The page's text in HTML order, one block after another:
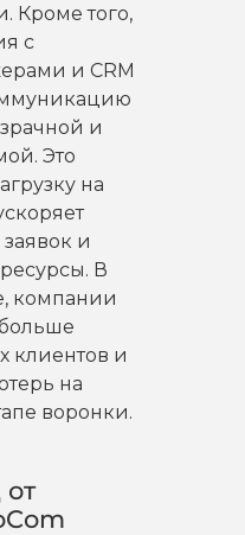
Кроме того,
с
и CRM
и
Это
на
и
В
компании
клиентов и
на
воронки.